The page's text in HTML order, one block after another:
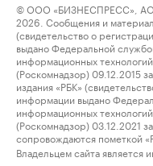
© ООО «БИЗНЕСПРЕСС»,
2026. Сообщения и
(свидетельство о
выдано Федеральной
информационных
(Роскомнадзор) 09.12.2015
издания «РБК»
информации выдано
информационных
(Роскомнадзор) 03.12.2021
сопровождаются пометкой
Владельцем сайта является